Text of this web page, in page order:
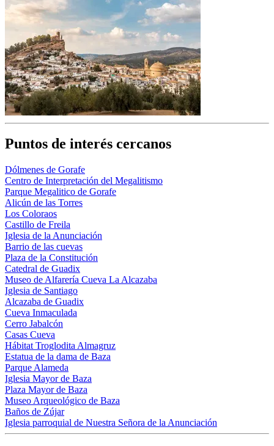
Puntos de interés cercanos
Dólmenes de Gorafe
Centro de Interpretación del Megalitismo
Parque Megalitico de Gorafe
Alicún de las Torres
Los Coloraos
Castillo de Freila
Iglesia de la Anunciación
Barrio de las cuevas
Plaza de la Constitución
Catedral de Guadix
Museo de Alfarería Cueva La Alcazaba
Iglesia de Santiago
Alcazaba de Guadix
Cueva Inmaculada
Cerro Jabalcón
Casas Cueva
Hábitat Troglodita Almagruz
Estatua de la dama de Baza
Parque Alameda
Iglesia Mayor de Baza
Plaza Mayor de Baza
Museo Arqueológico de Baza
Baños de Zújar
Iglesia parroquial de Nuestra Señora de la Anunciación